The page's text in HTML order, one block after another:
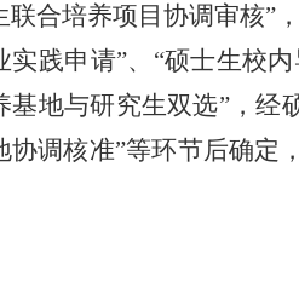
联合培养项目协调审核”
实践申请”、“硕士生校
基地与研究生双选”，经
协调核准”等环节后确定